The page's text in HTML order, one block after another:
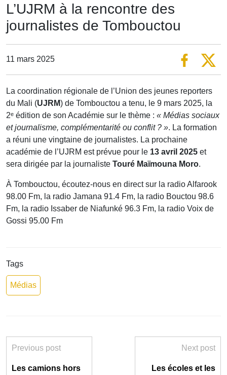
L’UJRM à la rencontre des
journalistes de Tombouctou
11 mars 2025
La coordination régionale de l’Union des jeunes reporters
du Mali (UJRM) de Tombouctou a tenu, le 9 mars 2025, la
2ᵉ édition de son Académie sur le thème : « Médias sociaux
et journalisme, complémentarité ou conflit ? ». La formation
a réuni une vingtaine de journalistes. La prochaine
académie de l’UJRM est prévue pour le 13 avril 2025 et
sera dirigée par la journaliste Touré Maïmouna Moro.
À Tombouctou, écoutez-nous en direct sur la radio Alfarook
98.00 Fm, la radio Jamana 91.4 Fm, la radio Bouctou 98.6
Fm, la radio Issaber de Niafunké 96.3 Fm, la radio Voix de
Gossi 95.00 Fm
Tags
Médias
Previous post
Les camions hors
Next post
Les écoles et les